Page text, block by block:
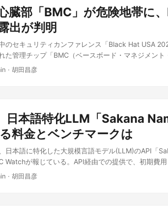
も使えるとしている。 発表内容のポイント PC
る「ドラフトモード」も搭載した。プロンプトの
きに納得した場合のみフル品質でレンダリングする
。 安全面では、信頼できる第三者パートナー「
合意のない性的画像や児童性的虐待コンテンツを
する対策を検証したとBFLは説明している。ただし
言されており、日本語プロンプトでの利用や、日本
野に入っていると見てよさそうだ。 動画生成AI市
の「Gen-4」などがすでに存在感を示してい
込みで一発生成できる」点だ。従来は映像生成後に
が、これが1モデルで完結すれば動画制作のワーク
のオープンウェイト版「FLUX 3 Dev」が実際にど
ィにとって注目のポイントになるだろう。 出典: こ
一社への依存は、Anthropicのような大規模言語モ
ない。加えて、モデルとハードウェアを同時に設計
は得られない性能・コスト効率の向上が見込める点
チームが今後ハードウェアとモデルを並行して設計
とどまらない技術的な意義を持つ。 海外メディア
は自社チップの開発を進める一方で、NVIDIAを
ら自社TPUでモデルを運用し、Metaも独自チップを
Informationが以前報じたSamsungとの製造パート
ープンウェイトモデルを自社ハードウェアやエッジ
する通り、Anthropicはまだ主要メンバーの採用段
でには相応の時間がかかる見通しだ 半導体設計は
年の蓄積を持つGoogleと異なり、Anthropicにとっ
臓部「BMC」が危険地帯に
出が判明
のセキュリティカンファレンス「Black Hat USA
た管理チップ「BMC（ベースボード・マネジメント
れた。Ars TechnicaのDan Goodin記者が伝えたとこ
る小型コンピュータで、独自のOSファームウェア
作する。管理者はBMCを使ってサーバー群の物理状
ンストールをリモートで行ったりする。ホストのサ
イツアウト管理」「アウトオブバンド管理」を実現
り深いレイヤーで持続的な足場を攻撃者に与えて
してきたが、今回の調査は10年以上経った現在も状
· 胡田昌彦
日本語特化LLM「Sakana
料金とベンチマークは
日本語に特化した大規模言語モデル(LLM)のAPI「
Watchが報じている。API経由での提供で、初期費
モデルが注目か 国内で流通するLLMの多くは、海
· 胡田昌彦